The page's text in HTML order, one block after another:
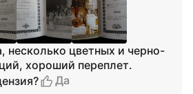
несколько цветных и черно-
хороший переплет.
Да